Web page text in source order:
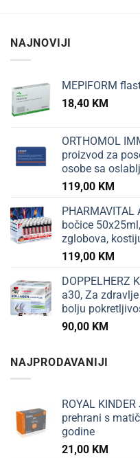
NAJNOVIJI
MEPIFORM
18,40 KM
ORTHOMOL
proizvod za
osobe sa
119,00 KM
PHARMAVITAL
bočice
zglobova,
119,00 KM
DOPPELHERZ
a30, Za
bolju
90,00 KM
NAJPRODAVANIJI
ROYAL
prehrani s
godine
21,00 KM